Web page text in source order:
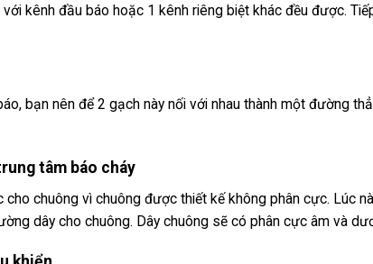
kênh đầu báo hoặc 1 kênh riêng biệt khác đều được.
bạn nên để 2 gạch này nối với nhau thành một đường
tâm báo cháy
chuông vì chuông được thiết kế không phân cực. Lúc
dây cho chuông. Dây chuông sẽ có phân cực âm và